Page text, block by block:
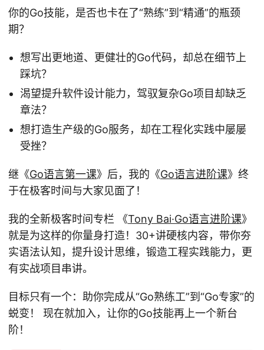
你的Go技能，是否也卡在了“熟练”到“精通”的瓶颈
期？
想写出更地道、更健壮的Go代码，却总在细节上
踩坑？
渴望提升软件设计能力，驾驭复杂Go项目却缺乏
章法？
想打造生产级的Go服务，却在工程化实践中屡屡
受挫？
继《Go语言第一课》后，我的《Go语言进阶课》终
于在极客时间与大家见面了！
我的全新极客时间专栏 《Tony Bai·Go语言进阶课》
就是为这样的你量身打造！30+讲硬核内容，带你夯
实语法认知，提升设计思维，锻造工程实践能力，更
有实战项目串讲。
目标只有一个：助你完成从“Go熟练工”到“Go专家”的
蜕变！ 现在就加入，让你的Go技能再上一个新台
阶！